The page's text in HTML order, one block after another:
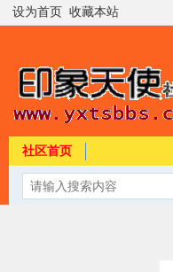
设为首页 收藏本站
社区首页